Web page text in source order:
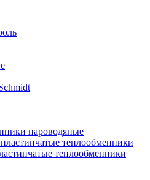
пароводяные
теплообменники
теплообменники